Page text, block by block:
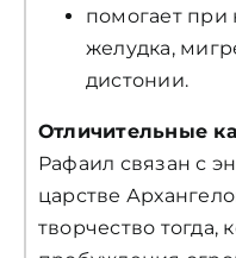
помогает при
желудка,
дистонии.
Отличительные
Рафаил связан с
царстве
творчество тогда,